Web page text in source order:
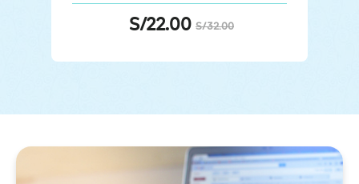
S/32.00
S/22.00